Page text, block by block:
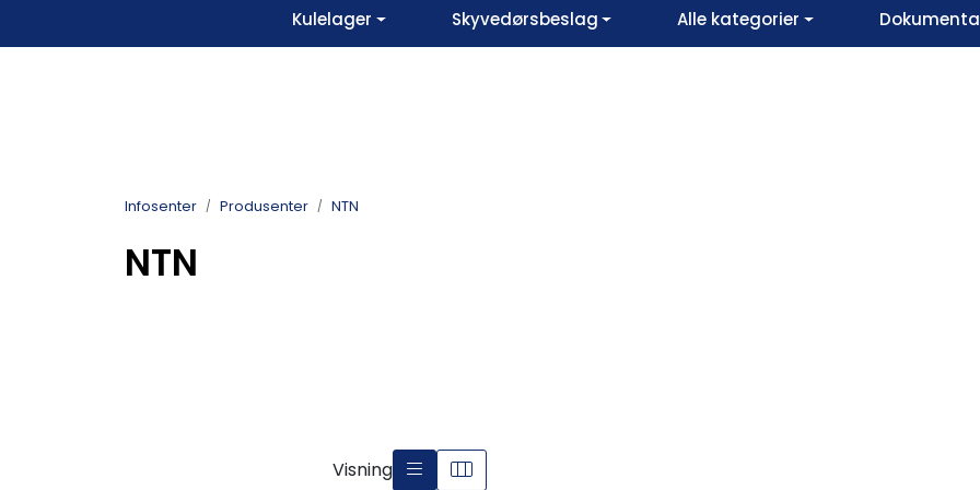
Kulelager Skyvedørsbeslag Alle kategorier
Infosenter Produsenter NTN
NTN
Visning